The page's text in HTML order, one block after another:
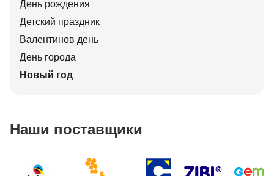
День рождения
Детский праздник
Валентинов день
День города
Новый год
Наши поставщики